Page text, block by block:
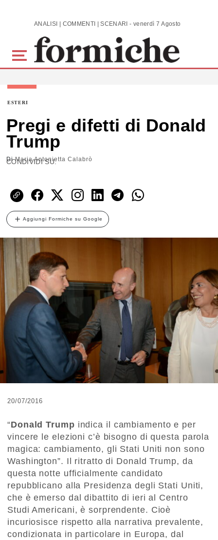
Skip to main content ANALISI | COMMENTI | SCENARI - venerdì 7 Agosto 2026
ESTERI
Pregi e difetti di Donald
Trump
DiMaria Antonietta Calabrò
CONDIVIDI SU:
Aggiungi Formiche su Google
20/07/2016
“Donald Trump indica il cambiamento e per
vincere le elezioni c’è bisogno di questa parola
magica: cambiamento, gli Stati Uniti non sono
Washington”. Il ritratto di Donald Trump, da
questa notte ufficialmente candidato
repubblicano alla Presidenza degli Stati Uniti,
che è emerso dal dibattito di ieri al Centro
Studi Americani, è sorprendente. Cioè
incuriosisce rispetto alla narrativa prevalente,
condizionata in particolare in Europa, dal